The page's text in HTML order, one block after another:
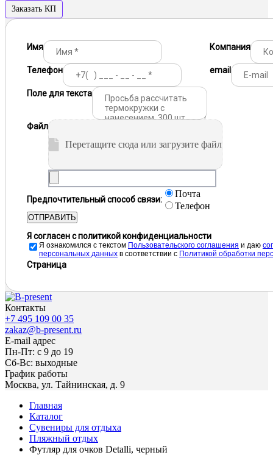
Заказать КП
Имя Компания
Телефон email
Поле для текста
Файл
Перетащите сюда или загрузите файл
Предпочтительный способ связи:
Почта
Телефон
ОТПРАВИТЬ
Я согласен с политикой конфиденциальности
Я ознакомился с текстом Пользовательского соглашения и даю
персональных данных в соответствии с Политикой обработки
Страница
Контакты
+7 495 109 00 35
zakaz@b-present.ru
E-mail адрес
Пн-Пт: с 9 до 19
Сб-Вс: выходные
График работы
Москва, ул. Тайнинская, д. 9
Главная
Каталог
Сувениры для отдыха
Пляжный отдых
Футляр для очков Detalli, черный